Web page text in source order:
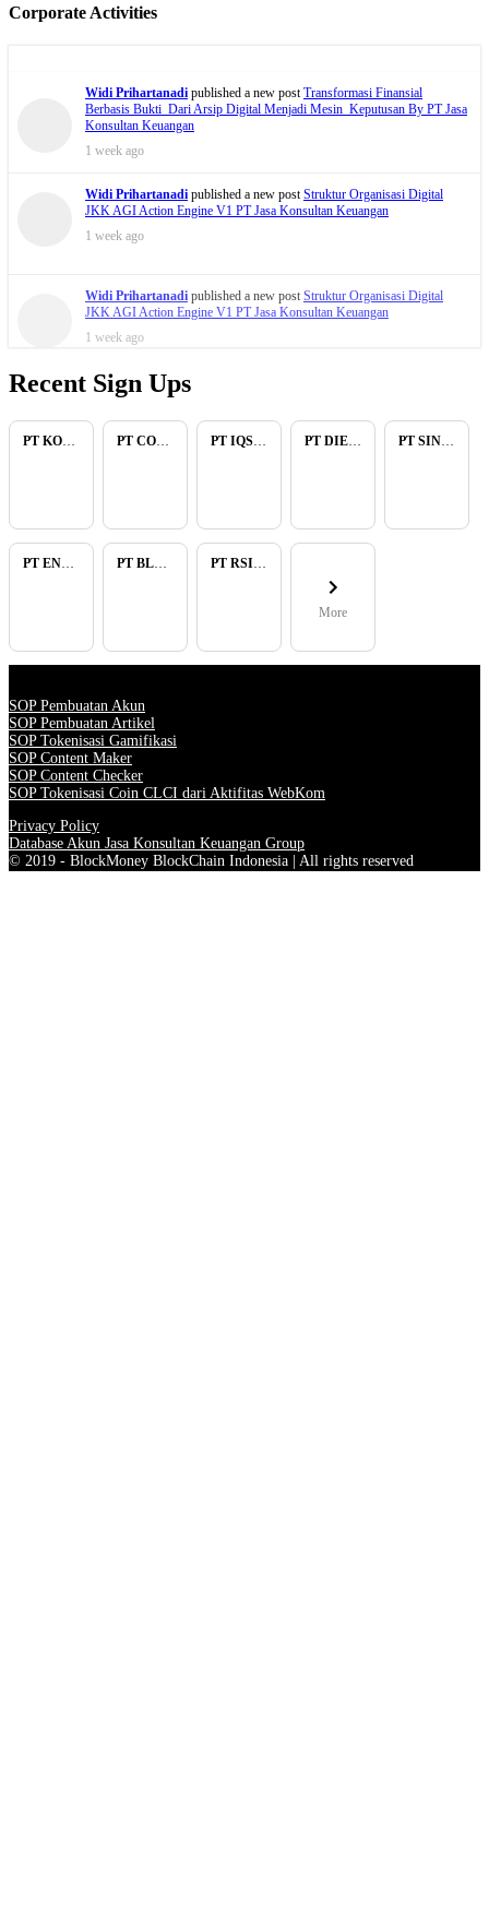
Corporate Activities
1 week ago
Konsultan Keuangan
1 week ago
Recent Sign Ups
More
SOP Pembuatan Akun
SOP Pembuatan Artikel
SOP Tokenisasi Gamifikasi
SOP Content Maker
SOP Content Checker
SOP Tokenisasi Coin CLCI dari Aktifitas WebKom
Privacy Policy
Database Akun Jasa Konsultan Keuangan Group
© 2019 - BlockMoney BlockChain Indonesia | All rights reserved